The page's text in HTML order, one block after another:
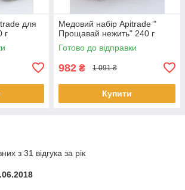
для
г
Медовий набір Apitrade "
Прощавай нежить" 240 г
Готово до відправки
982 ₴ 1 091 ₴
Купити
з 31 відгука за рік